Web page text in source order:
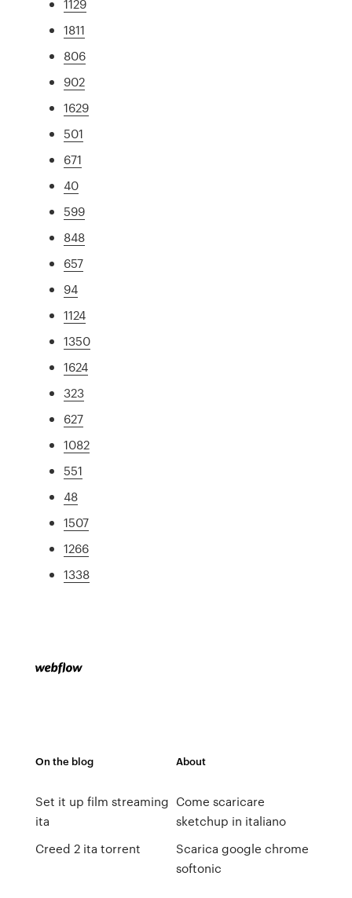
1129
1811
806
902
1629
501
671
40
599
848
657
94
1124
1350
1624
323
627
1082
551
48
1507
1266
1338
On the blog
Set it up film streaming
ita
Creed 2 ita torrent
About
Come scaricare
sketchup in italiano
Scarica google chrome
softonic